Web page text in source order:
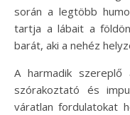
során a legtöbb
tartja a lábait a
barát, aki a nehéz
A harmadik szereplő
szórakoztató és
váratlan fordulatokat